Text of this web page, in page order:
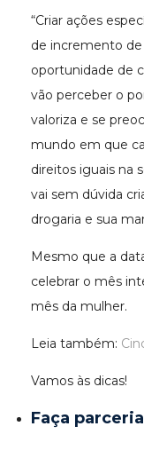
“Criar ações
de incremento de
oportunidade de
vão perceber o
valoriza e se
mundo em que
direitos iguais na
vai sem dúvida
drogaria e sua
Mesmo que a
celebrar o mês
mês da mulher.
Leia também:
Vamos às dicas!
Faça